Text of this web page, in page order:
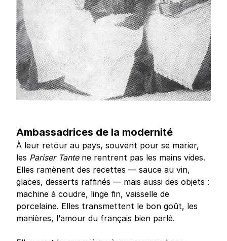
Ambassadrices de la modernité
À leur retour au pays, souvent pour se marier,
les Pariser Tantene rentrent pas les mains vides.
Elles ramènent des recettes — sauce au vin,
glaces, desserts raffinés — mais aussi des objets :
machine à coudre, linge fin, vaisselle de
porcelaine. Elles transmettent le bon goût, les
manières, l’amour du français bien parlé.